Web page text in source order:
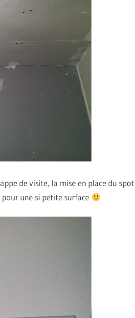
de visite, la mise en place du
une si petite surface